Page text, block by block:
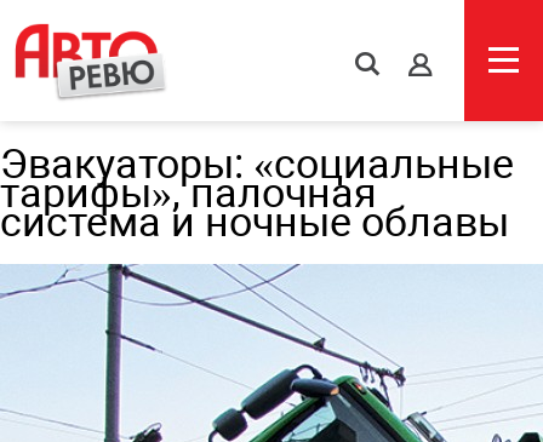
s
Эвакуаторы: «социальные
тарифы», палочная
система и ночные облавы